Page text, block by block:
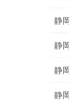
静
静
静
静